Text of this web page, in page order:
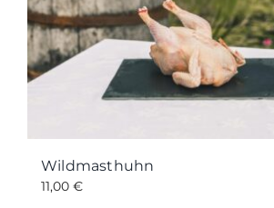
Wildmasthuhn
11,00 €